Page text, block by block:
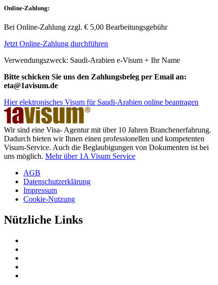
Online-Zahlung:
Bei Online-Zahlung zzgl. € 5,00 Bearbeitungsgebühr
Jetzt Online-Zahlung durchführen
Verwendungszweck: Saudi-Arabien e-Visum + Ihr Name
Bitte schicken Sie uns den Zahlungsbeleg per Email an:
eta@1avisum.de
Hier elektronisches Visum für Saudi-Arabien online beantragen
Wir sind eine Visa- Agentur mit über 10 Jahren Branchenerfahrung.
Dadurch bieten wir Ihnen einen professionellen und kompetenten
Visum-Service. Auch die Beglaubigungen von Dokumenten ist bei
uns möglich. Mehr über 1A Visum Service
AGB
Datenschutzerklärung
Impressum
Cookie-Nutzung
Nützliche Links